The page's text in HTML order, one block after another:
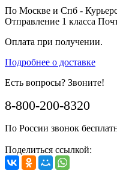
По Москве и Спб -
Отправление 1 класса
Оплата при получении.
Подробнее о доставке
Есть вопросы? Звоните!
8-800-200-8320
По России звонок
Поделиться ссылкой: